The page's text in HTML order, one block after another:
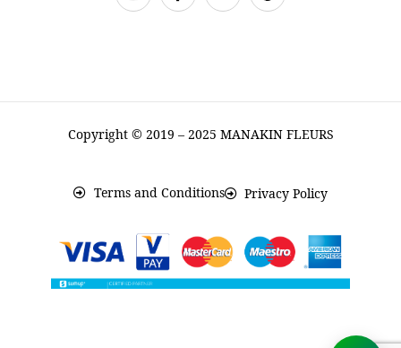
Copyright © 2019 – 2025 MANAKIN FLEURS
Terms and Conditions Privacy Policy